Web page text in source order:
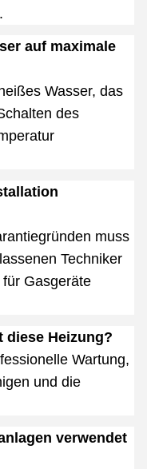
auf maximale
Wasser, das
des
muss
Techniker
Gasgeräte
diese Heizung?
Wartung,
und die
verwendet